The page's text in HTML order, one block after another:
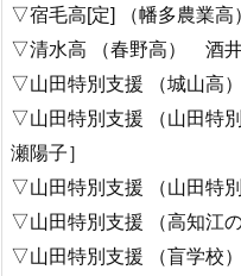
▽宿毛高[定] （幡多農業
▽清水高 （春野高） 酒
▽山田特別支援 （城山高
▽山田特別支援 （山田特
瀬陽子］
▽山田特別支援 （山田特
▽山田特別支援 （高知江
▽山田特別支援 （盲学校